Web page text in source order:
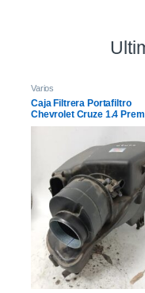
Varios
Caja Filtrera Portafiltro
Chevrolet Cruze 1.4
19/21